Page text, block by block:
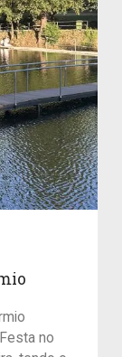
no